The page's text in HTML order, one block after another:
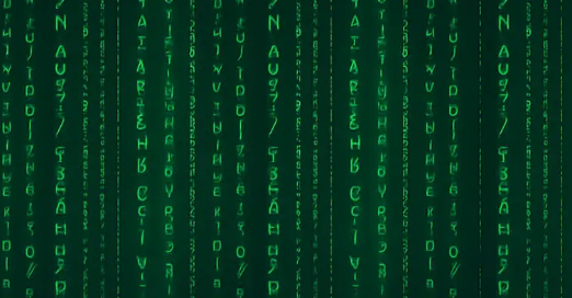
Cum funcționează Nexus